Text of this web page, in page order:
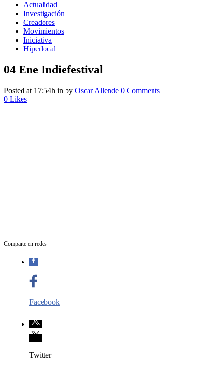
Actualidad
Investigación
Creadores
Movimientos
Iniciativa
Hiperlocal
04 Ene Indiefestival
Posted at 17:54h in by Oscar Allende 0 Comments
0 Likes
Comparte en redes
Facebook
Twitter